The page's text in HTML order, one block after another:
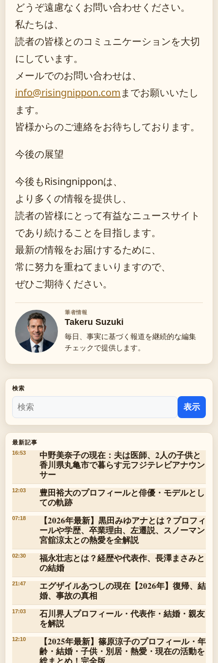
どうぞ遠慮なくお問い合わせください。
私たちは、
読者の皆様とのコミュニケーションを大切
にしています。
メールでのお問い合わせは、
info@risingnippon.comまでお願いいたし
ます。
皆様からのご連絡をお待ちしております。
今後の展望
今後もRisingnipponは、
より多くの情報を提供し、
読者の皆様にとって有益なニュースサイト
であり続けることを目指します。
最新の情報をお届けするために、
常に努力を重ねてまいりますので、
ぜひご期待ください。
筆者情報
Takeru Suzuki
毎日、事実に基づく報道を継続的な編集
チェックで提供します。
検索
表示
最新記事
16:53
中野美奈子の現在：夫は医師、2人の子供と
香川県丸亀市で暮らす元フジテレビアナウン
サー
12:03
豊田裕大のプロフィールと俳優・モデルとし
ての軌跡
07:18
【2026年最新】黒田みゆアナとは？プロフィ
ールや学歴、卒業理由、左遷説、スノーマン
宮舘涼太との熱愛を全解説
02:30
福永壮志とは？経歴や代表作、長澤まさみと
の結婚
21:47
エグザイルあつしの現在【2026年】復帰、結
婚、事故の真相
17:03
石川界人プロフィール・代表作・結婚・親友
を解説
12:10
【2025年最新】篠原涼子のプロフィール・年
齢・結婚・子供・別居・熱愛・現在の活動を